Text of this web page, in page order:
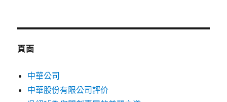
鍵
頁面
中華公司
中華股份有限公司評价